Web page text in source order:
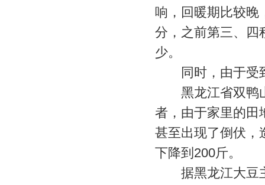
响，回暖期比较晚
分，之前第三、四
少。
同时，由于受到
黑龙江省双鸭山
者，由于家里的田
甚至出现了倒伏，
下降到200斤。
据黑龙江大豆主